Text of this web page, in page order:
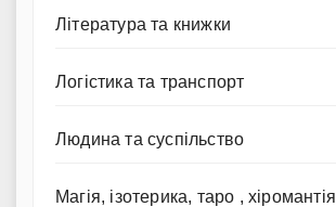
Література та книжки
Логістика та транспорт
Людина та суспільство
Магія, ізотерика, таро , хіромантія